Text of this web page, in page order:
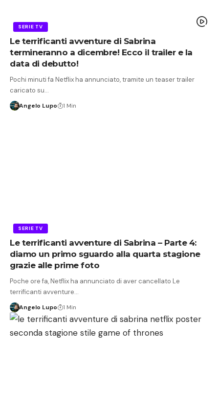
SERIE TV
Le terrificanti avventure di Sabrina
termineranno a dicembre! Ecco il trailer e la
data di debutto!
Pochi minuti fa Netflix ha annunciato, tramite un teaser trailer
caricato su…
Angelo Lupo 1 Min
SERIE TV
Le terrificanti avventure di Sabrina – Parte 4:
diamo un primo sguardo alla quarta stagione
grazie alle prime foto
Poche ore fa, Netflix ha annunciato di aver cancellato Le
terrificanti avventure…
Angelo Lupo 1 Min